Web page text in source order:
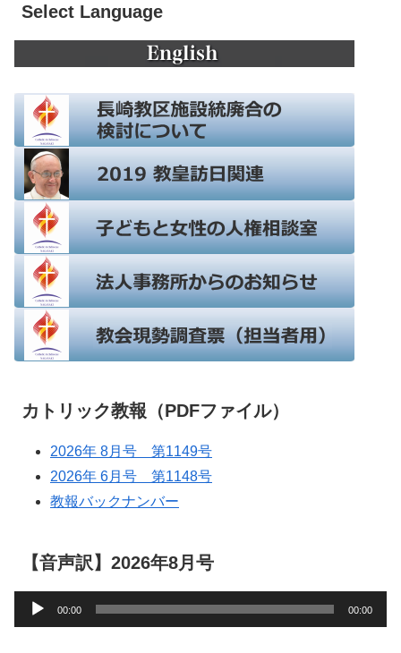
Select Language
カトリック教報（PDFファイル）
2026年 8月号 第1149号
2026年 6月号 第1148号
教報バックナンバー
【音声訳】2026年8月号
声
00:00 00:00